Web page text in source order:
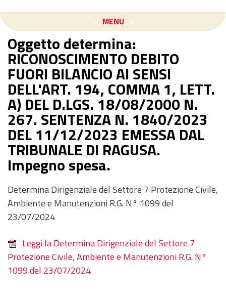
MENU
Oggetto determina:
RICONOSCIMENTO DEBITO
FUORI BILANCIO Al SENSI
DELL'ART. 194, COMMA 1, LETT.
A) DEL D.LGS. 18/08/2000 N.
267. SENTENZA N. 1840/2023
DEL 11/12/2023 EMESSA DAL
TRIBUNALE DI RAGUSA.
Impegno spesa.
Determina Dirigenziale del Settore 7 Protezione Civile,
Ambiente e Manutenzioni R.G. N° 1099 del
23/07/2024
Leggi la Determina Dirigenziale del Settore 7
Protezione Civile, Ambiente e Manutenzioni R.G. N°
1099 del 23/07/2024